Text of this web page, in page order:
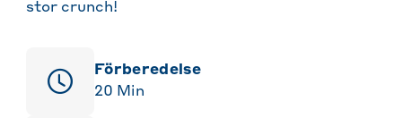
stor crunch!
Förberedelse
20 Min